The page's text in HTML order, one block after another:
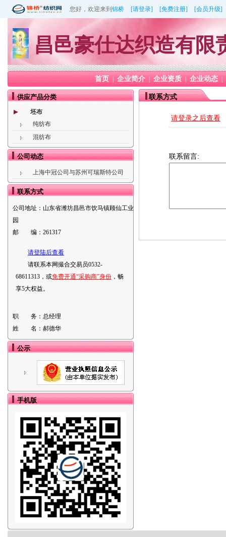
您好，欢迎来到 锦桥 [请登录] [免费注册] [会员升级]
昌邑豪仕达织造有限
首页 企业简介 企业资质 企业动态
供应产品分类
坯布
纯纺布
混纺布
公司动态
上海中冠公司与苏州可瑞斯特公司
联系方式
公司地址： 山东省潍坊昌邑市饮马镇顾仙工业
园
邮 编： 261317
请登陆后查看
请联系本网撮合交易员0532-
68611313，或免费开通“采购商”身份 ，畅
享5大权益。
职 务： 总经理
姓 名： 郝德华
公示
手机版
联系方式
请登录之后查看
联系留言: